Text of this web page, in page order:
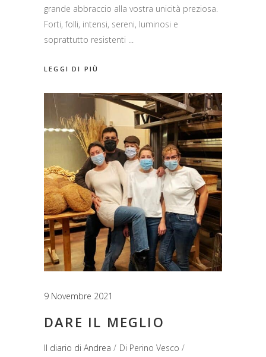
grande abbraccio alla vostra unicità preziosa.
Forti, folli, intensi, sereni, luminosi e
soprattutto resistenti
LEGGI DI PIÙ
9 Novembre 2021
DARE IL MEGLIO
Il diario di Andrea Di Perino Vesco